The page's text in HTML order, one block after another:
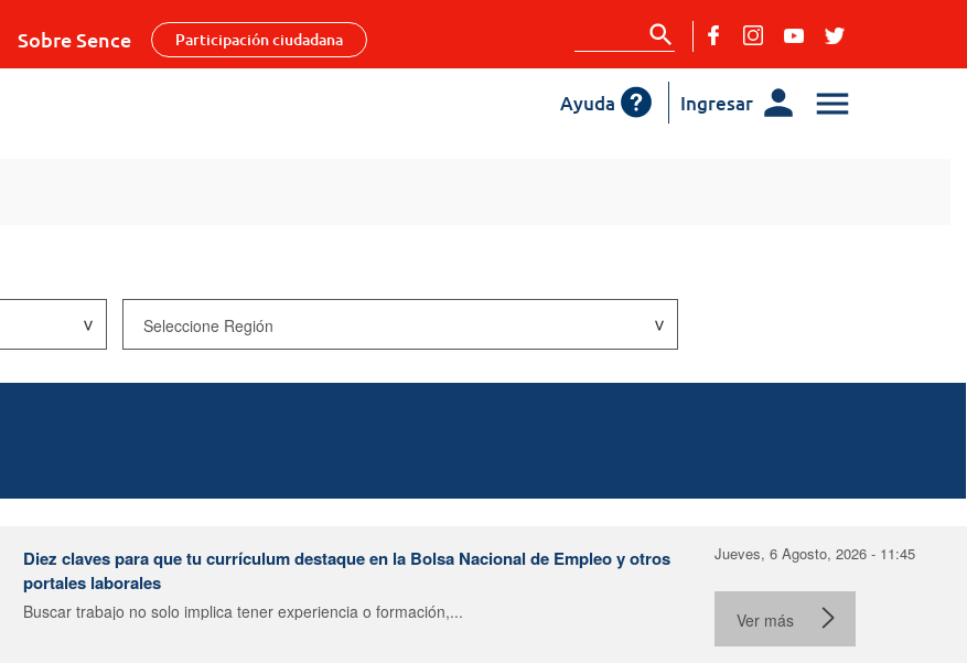
Sobre Sence Participación ciudadana
Ingresar
Ayuda
Diez claves para que tu currículum destaque en la Bolsa Nacional de Empleo y otros
portales laborales
Buscar trabajo no solo implica tener experiencia o formación,...
Jueves, 6 Agosto, 2026 - 11:45
Ver más